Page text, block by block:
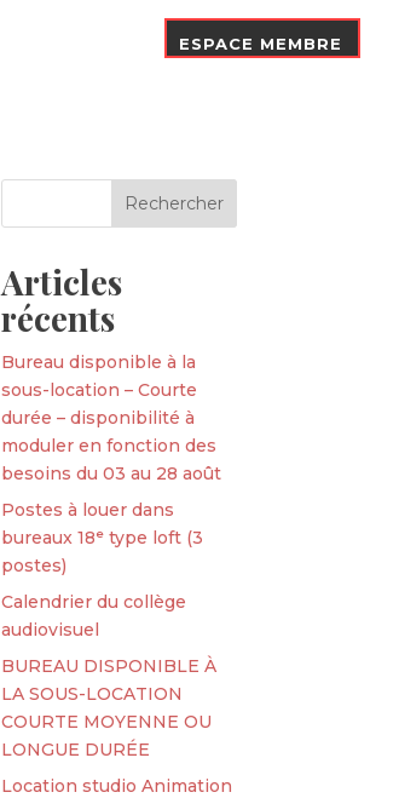
ESPACE MEMBRE
Articles
récents
Bureau disponible à la
sous-location – Courte
durée – disponibilité à
moduler en fonction des
besoins du 03 au 28 août
Postes à louer dans
bureaux 18ᵉ type loft (3
postes)
Calendrier du collège
audiovisuel
BUREAU DISPONIBLE À
LA SOUS-LOCATION
COURTE MOYENNE OU
LONGUE DURÉE
Location studio Animation